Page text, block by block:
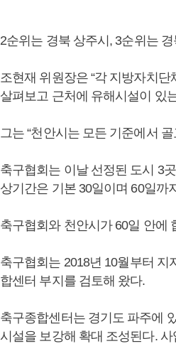
2순위는 경북 상주시, 3순위는
조현재 위원장은 “각 지방자치단
살펴보고 근처에 유해시설이 있
그는 “천안시는 모든 기준에서
축구협회는 이날 선정된 도시 3
상기간은 기본 30일이며 60일까
축구협회와 천안시가 60일 안에
축구협회는 2018년 10월부터
합센터 부지를 검토해 왔다.
축구종합센터는 경기도 파주에
시설을 보강해 확대 조성된다.